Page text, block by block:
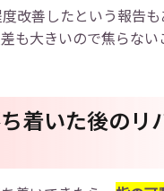
改善したという報告
も大きいので焦らない
着いた後のリ